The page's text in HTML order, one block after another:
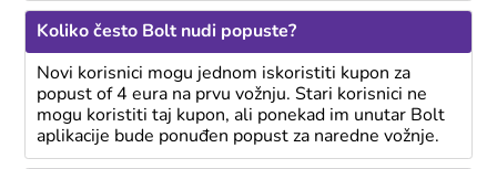
Koliko često Bolt nudi popuste?
Novi korisnici mogu jednom iskoristiti kupon za
popust of 4 eura na prvu vožnju. Stari korisnici ne
mogu koristiti taj kupon, ali ponekad im unutar Bolt
aplikacije bude ponuđen popust za naredne vožnje.